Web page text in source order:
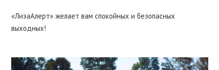
«ЛизаАлерт» желает вам спокойных и безопасных
выходных!